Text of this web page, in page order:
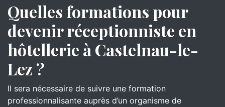
Quelles formations pour
devenir réceptionniste en
hôtellerie à Castelnau-le-
Lez ?
Il sera nécessaire de suivre une formation
professionnalisante auprès d’un organisme de